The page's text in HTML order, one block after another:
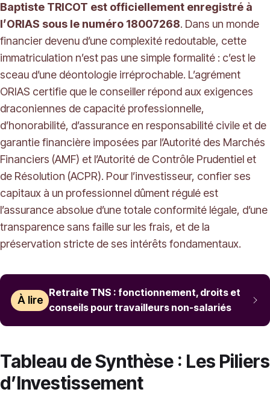
Baptiste TRICOT est officiellement enregistré à
l’ORIAS sous le numéro 18007268. Dans un monde
financier devenu d’une complexité redoutable, cette
immatriculation n’est pas une simple formalité : c’est le
sceau d’une déontologie irréprochable. L’agrément
ORIAS certifie que le conseiller répond aux exigences
draconiennes de capacité professionnelle,
d’honorabilité, d’assurance en responsabilité civile et de
garantie financière imposées par l’Autorité des Marchés
Financiers (AMF) et l’Autorité de Contrôle Prudentiel et
de Résolution (ACPR). Pour l’investisseur, confier ses
capitaux à un professionnel dûment régulé est
l’assurance absolue d’une totale conformité légale, d’une
transparence sans faille sur les frais, et de la
préservation stricte de ses intérêts fondamentaux.
À lire
Retraite TNS : fonctionnement, droits et
conseils pour travailleurs non-salariés
Tableau de Synthèse : Les Piliers
d’Investissement